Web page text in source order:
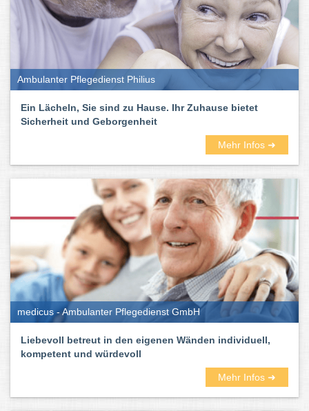
Ambulanter Pflegedienst Philius
Ein Lächeln, Sie sind zu Hause. Ihr Zuhause bietet
Sicherheit und Geborgenheit
Mehr Infos ➜
medicus - Ambulanter Pflegedienst GmbH
Liebevoll betreut in den eigenen Wänden individuell,
kompetent und würdevoll
Mehr Infos ➜